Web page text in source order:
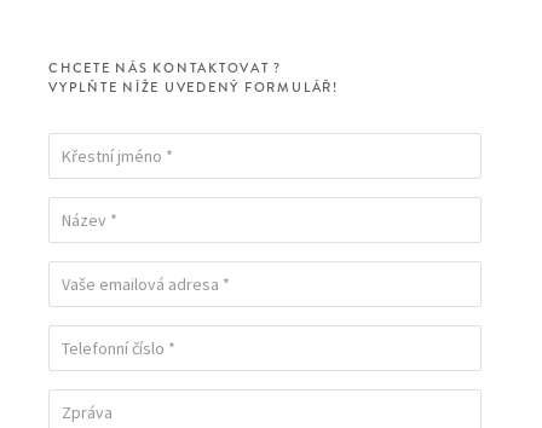
CHCETE NÁS KONTAKTOVAT ?
VYPLŇTE NÍŽE UVEDENÝ FORMULÁŘ!